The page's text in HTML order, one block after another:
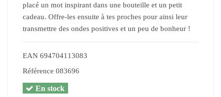
placé un mot inspirant dans une bouteille et un petit
cadeau. Offre-les ensuite à tes proches pour ainsi leur
transmettre des ondes positives et un peu de bonheur !
EAN 694704113083
Référence 083696
En stock